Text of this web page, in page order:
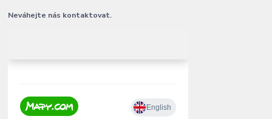
Neváhejte nás kontaktovat.